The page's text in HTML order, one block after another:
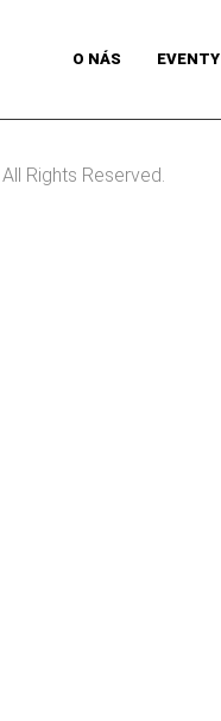
O NÁS EVENTY
Rights Reserved.